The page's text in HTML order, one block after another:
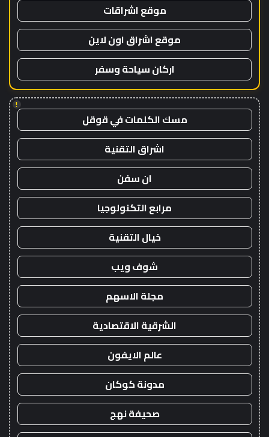
موقع اشراقات
موقع اشراق اون لاين
اركان سياحة وسفر
!
مسك الكلمات في قوقل
اشراق التقنية
ان سفن
مرابع التكنولوجيا
خيال التقنية
شوف ويب
مجلة الاسهم
الشرقية الاقتصادية
عالم الايفون
مدونة كوكان
صحيفة نهج